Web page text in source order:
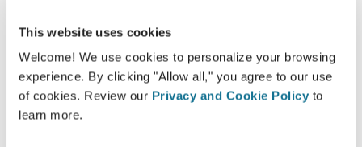
This website uses cookies
Welcome! We use cookies to personalize your browsing
experience. By clicking "Allow all," you agree to our use
of cookies. Review our Privacy and Cookie Policy to
learn more.
手术
*在线调查显示：在瑞士，2010年5月-2011年9月经历过隆胸手术的
病人当中